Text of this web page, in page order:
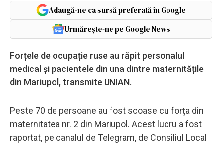
Adaugă-ne ca sursă preferată în Google
Urmărește-ne pe Google News
Forțele de ocupație ruse au răpit personalul
medical și pacientele din una dintre maternitățile
din Mariupol, transmite UNIAN.
Peste 70 de persoane au fost scoase cu forța din
maternitatea nr. 2 din Mariupol. Acest lucru a fost
raportat, pe canalul de Telegram, de Consiliul Local